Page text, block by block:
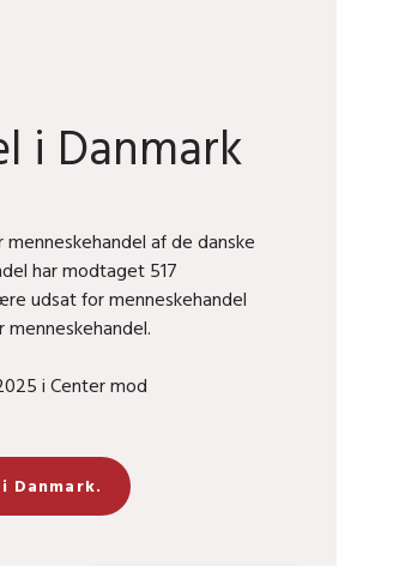
i Danmark
af de danske
har modtaget 517
udsat for menneskehandel
i Center mod
Danmark.